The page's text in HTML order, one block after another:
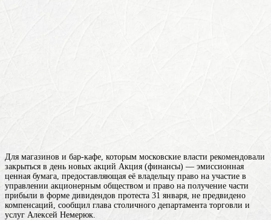
Для магазинов и бар-кафе, которым московские власти рекомендовали
закрыться в день новых акций Акция (финансы) — эмиссионная
ценная бумага, предоставляющая её владельцу право на участие в
управлении акционерным обществом и право на получение части
прибыли в форме дивидендов протеста 31 января, не предвидено
компенсаций, сообщил глава столичного департамента торговли и
услуг Алексей Немерюк.